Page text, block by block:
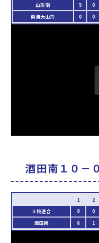
山形南 5 0
東海大山形
0 0
酒田南１０
３校連合 0 0
酒田南
6 1